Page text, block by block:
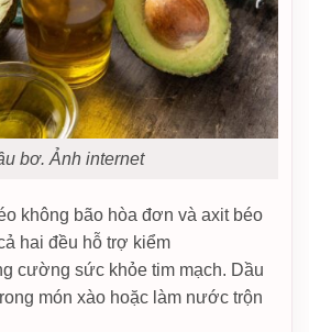
bơ. Ảnh internet
không bão hòa đơn và axit béo
hai đều hỗ trợ kiểm
cường sức khỏe tim mạch. Dầu
món xào hoặc làm nước trộn